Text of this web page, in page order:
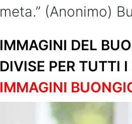
meta.” (Anonimo)
IMMAGINI DEL
DIVISE PER TUTTI
IMMAGINI